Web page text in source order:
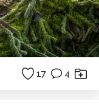
17 4